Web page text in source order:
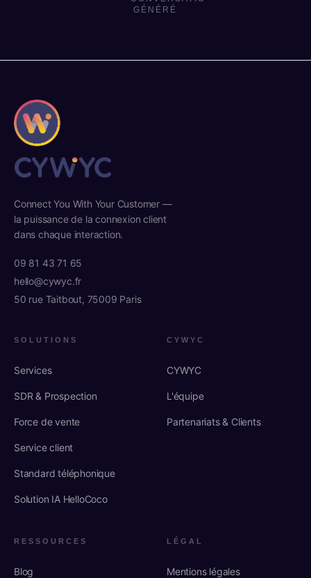
GÉNÉRÉ
Connect You With Your Customer —
la puissance de la connexion client
dans chaque interaction.
09 81 43 71 65
hello@cywyc.fr
50 rue Taitbout, 75009 Paris
SOLUTIONS
Services
SDR & Prospection
Force de vente
Service client
Standard téléphonique
Solution IA HelloCoco
CYWYC
CYWYC
L'équipe
Partenariats & Clients
RESSOURCES
Blog
LÉGAL
Mentions légales